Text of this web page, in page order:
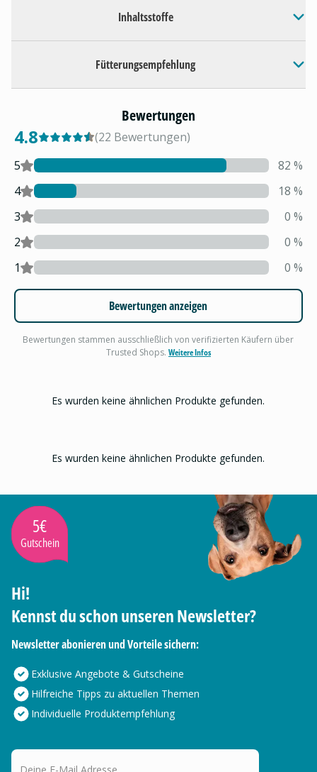
Inhaltsstoffe
Fütterungsempfehlung
Bewertungen
4.8 (22 Bewertungen)
5
82 %
4
18 %
3
0 %
2
0 %
1
0 %
Bewertungen anzeigen
Bewertungen stammen ausschließlich von verifizierten Käufern über
Trusted Shops. Weitere Infos
Es wurden keine ähnlichen Produkte gefunden.
Es wurden keine ähnlichen Produkte gefunden.
5€
Gutschein
Hi!
Kennst du schon unseren Newsletter?
Newsletter abonieren und Vorteile sichern:
Exklusive Angebote & Gutscheine
Hilfreiche Tipps zu aktuellen Themen
Individuelle Produktempfehlung
Deine E-Mail Adresse